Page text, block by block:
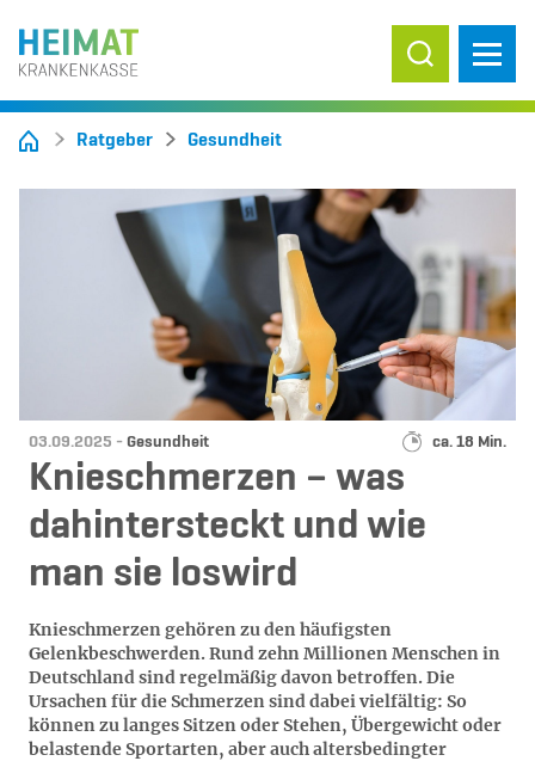
Suche ein-/
Ratgeber Gesundheit
Datum:
03.09.2025 - Kategorie:
Gesundheit Lesedauer:
ca. 18 Min.
Knieschmerzen – was
dahintersteckt und wie
man sie loswird
Knieschmerzen gehören zu den häufigsten
Gelenkbeschwerden. Rund zehn Millionen Menschen in
Deutschland sind regelmäßig davon betroffen. Die
Ursachen für die Schmerzen sind dabei vielfältig: So
können zu langes Sitzen oder Stehen, Übergewicht oder
belastende Sportarten, aber auch altersbedingter